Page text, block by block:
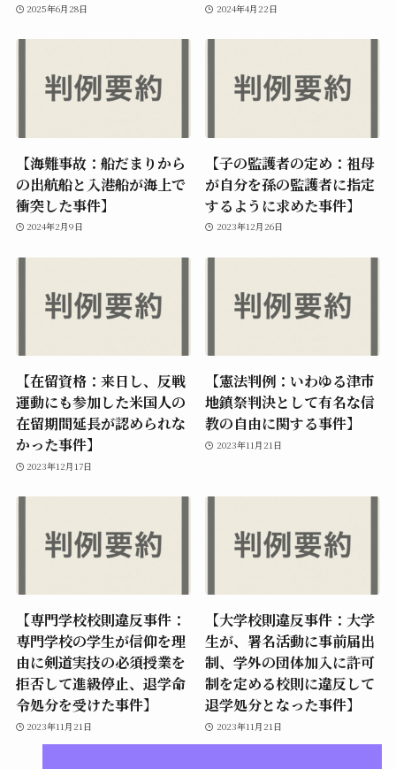
2025年6月28日 2024年4月22日
【海難事故：船だまりから
の出航船と入港船が海上で
衝突した事件】
2024年2月9日
【子の監護者の定め：祖母
が自分を孫の監護者に指定
するように求めた事件】
2023年12月26日
【在留資格：来日し、反戦
運動にも参加した米国人の
在留期間延長が認められな
かった事件】
2023年12月17日
【憲法判例：いわゆる津市
地鎮祭判決として有名な信
教の自由に関する事件】
2023年11月21日
【専門学校校則違反事件：
専門学校の学生が信仰を理
由に剣道実技の必須授業を
拒否して進級停止、退学命
令処分を受けた事件】
2023年11月21日
【大学校則違反事件：大学
生が、署名活動に事前届出
制、学外の団体加入に許可
制を定める校則に違反して
退学処分となった事件】
2023年11月21日